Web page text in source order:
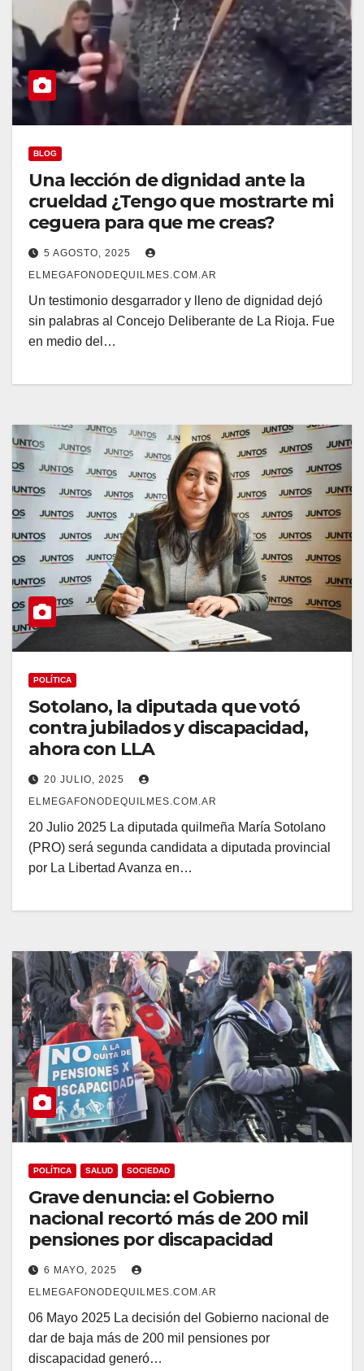
BLOG
Una lección de dignidad ante la
crueldad ¿Tengo que mostrarte mi
ceguera para que me creas?
5 AGOSTO, 2025
ELMEGAFONODEQUILMES.COM.AR
Un testimonio desgarrador y lleno de dignidad dejó
sin palabras al Concejo Deliberante de La Rioja. Fue
en medio del…
POLÍTICA
Sotolano, la diputada que votó
contra jubilados y discapacidad,
ahora con LLA
20 JULIO, 2025
ELMEGAFONODEQUILMES.COM.AR
20 Julio 2025 La diputada quilmeña María Sotolano
(PRO) será segunda candidata a diputada provincial
por La Libertad Avanza en…
POLÍTICA SALUD SOCIEDAD
Grave denuncia: el Gobierno
nacional recortó más de 200 mil
pensiones por discapacidad
6 MAYO, 2025
ELMEGAFONODEQUILMES.COM.AR
06 Mayo 2025 La decisión del Gobierno nacional de
dar de baja más de 200 mil pensiones por
discapacidad generó…